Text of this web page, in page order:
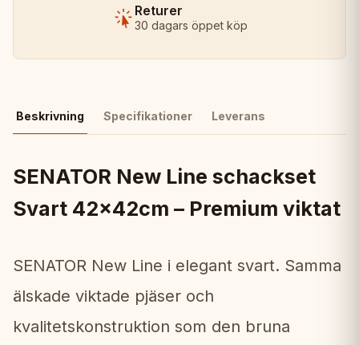
Returer
30 dagars öppet köp
Beskrivning Specifikationer Leverans
SENATOR New Line schackset
Svart 42x42cm – Premium viktat
SENATOR New Line i elegant svart. Samma
älskade viktade pjäser och
kvalitetskonstruktion som den bruna